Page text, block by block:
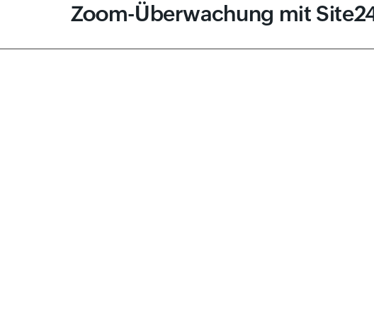
Zoom-Überwachung mit